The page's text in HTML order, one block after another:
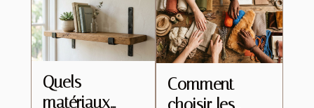
Quels
matériaux
Comment